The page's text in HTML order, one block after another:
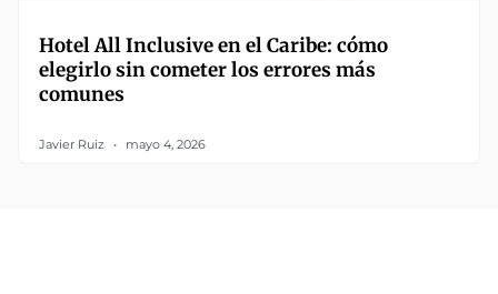
Hotel All Inclusive en el Caribe: cómo
elegirlo sin cometer los errores más
comunes
Javier Ruiz mayo 4, 2026